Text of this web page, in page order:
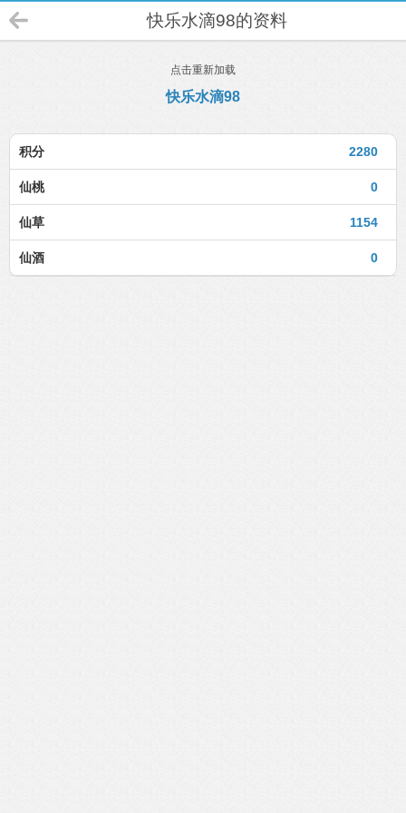
快乐水滴98的资料
点击重新加载
快乐水滴98
2280
积分
0
仙桃
1154
仙草
0
仙酒